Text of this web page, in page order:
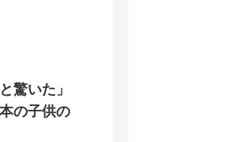
驚いた」
の子供の